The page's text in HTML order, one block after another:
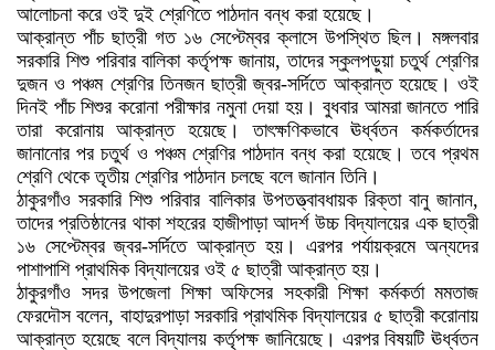
আলোচনা করে ওই দুই শ্রেণিতে পাঠদান বন্ধ করা হয়েছে।
আক্রান্ত পাঁচ ছাত্রী গত ১৬ সেপ্টেম্বর ক্লাসে উপস্থিত ছিল। মঙ্গলবার
সরকারি শিশু পরিবার বালিকা কর্তৃপক্ষ জানায়, তাদের স্কুলপড়ুয়া চতুর্থ শ্রেণির
দুজন ও পঞ্চম শ্রেণির তিনজন ছাত্রী জ্বর-সর্দিতে আক্রান্ত হয়েছে। ওই
দিনই পাঁচ শিশুর করোনা পরীক্ষার নমুনা দেয়া হয়। বুধবার আমরা জানতে পারি
তারা করোনায় আক্রান্ত হয়েছে। তাৎক্ষণিকভাবে ঊর্ধ্বতন কর্মকর্তাদের
জানানোর পর চতুর্থ ও পঞ্চম শ্রেণির পাঠদান বন্ধ করা হয়েছে। তবে প্রথম
শ্রেণি থেকে তৃতীয় শ্রেণির পাঠদান চলছে বলে জানান তিনি।
ঠাকুরগাঁও সরকারি শিশু পরিবার বালিকার উপতত্ত্বাবধায়ক রিক্তা বানু জানান,
তাদের প্রতিষ্ঠানের থাকা শহরের হাজীপাড়া আদর্শ উচ্চ বিদ্যালয়ের এক ছাত্রী
১৬ সেপ্টেম্বর জ্বর-সর্দিতে আক্রান্ত হয়। এরপর পর্যায়ক্রমে অন্যদের
পাশাপাশি প্রাথমিক বিদ্যালয়ের ওই ৫ ছাত্রী আক্রান্ত হয়।
ঠাকুরগাঁও সদর উপজেলা শিক্ষা অফিসের সহকারী শিক্ষা কর্মকর্তা মমতাজ
ফেরদৌস বলেন, বাহাদুরপাড়া সরকারি প্রাথমিক বিদ্যালয়ের ৫ ছাত্রী করোনায়
আক্রান্ত হয়েছে বলে বিদ্যালয় কর্তৃপক্ষ জানিয়েছে। এরপর বিষয়টি ঊর্ধ্বতন